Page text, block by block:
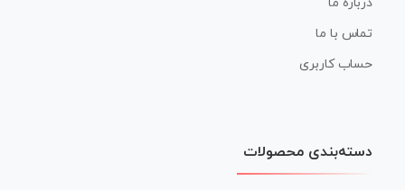
تماس با ما
حساب کاربری
دسته‌بندی محصولات